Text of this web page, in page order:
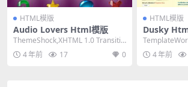
HTML模版
Audio Lovers Html模版
ThemeShock,XHTML 1.0 Transitio
nal,Fixed ...
4 年前 17 0
HTML模版
Dusky
tional,Fix...
4 年前